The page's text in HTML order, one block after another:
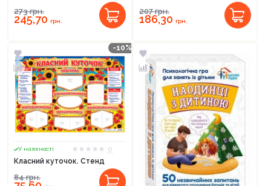
273грн.
245,70 грн.
207грн.
186,30 грн.
-10%
У наявності
0
Класний куточок. Стенд
84грн.